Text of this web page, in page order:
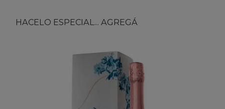
HACELO ESPECIAL... AGREGÁ